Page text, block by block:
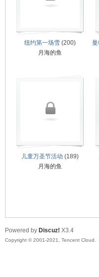
纽约第一场雪(200)
月海的鱼
儿童万圣节活动 (189)
月海的鱼
Powered by Discuz! X3.4
Copyright © 2001-2021, Tencent Cloud.